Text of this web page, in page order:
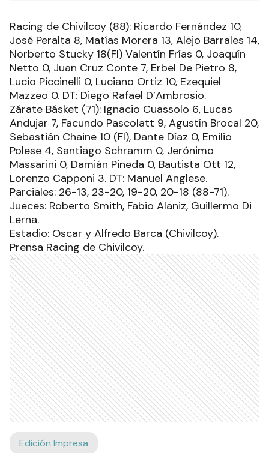
Racing de Chivilcoy (88): Ricardo Fernández 10,
José Peralta 8, Matías Morera 13, Alejo Barrales 14,
Norberto Stucky 18(FI) Valentín Frías 0, Joaquín
Netto 0, Juan Cruz Conte 7, Erbel De Pietro 8,
Lucio Piccinelli 0, Luciano Ortiz 10, Ezequiel
Mazzeo 0. DT: Diego Rafael D’Ambrosio.
Zárate Básket (71): Ignacio Cuassolo 6, Lucas
Andujar 7, Facundo Pascolatt 9, Agustín Brocal 20,
Sebastián Chaine 10 (FI), Dante Díaz 0, Emilio
Polese 4, Santiago Schramm 0, Jerónimo
Massarini 0, Damián Pineda 0, Bautista Ott 12,
Lorenzo Capponi 3. DT: Manuel Anglese.
Parciales: 26-13, 23-20, 19-20, 20-18 (88-71).
Jueces: Roberto Smith, Fabio Alaniz, Guillermo Di
Lerna.
Estadio: Oscar y Alfredo Barca (Chivilcoy).
Prensa Racing de Chivilcoy.
Ads
Edición Impresa